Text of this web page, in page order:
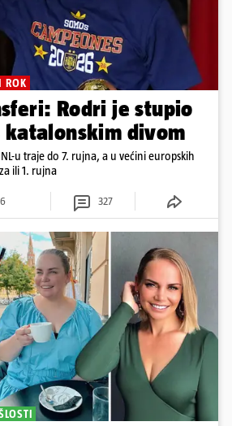
ROK
Rodri je stupio
divom
u traje do 7. rujna, a u većini europskih
ili 1. rujna
327